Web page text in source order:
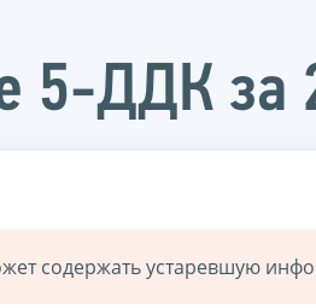
5-ДДК за
содержать устаревшую